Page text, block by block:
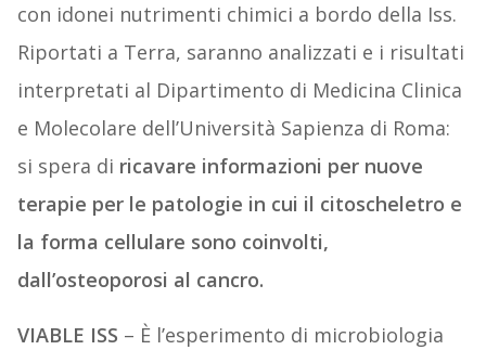
con idonei nutrimenti chimici a bordo della Iss.
Riportati a Terra, saranno analizzati e i risultati
interpretati al Dipartimento di Medicina Clinica
e Molecolare dell’Università Sapienza di Roma:
si spera di ricavare informazioni per nuove
terapie per le patologie in cui il citoscheletro e
la forma cellulare sono coinvolti,
dall’osteoporosi al cancro.
VIABLE ISS – È l’esperimento di microbiologia